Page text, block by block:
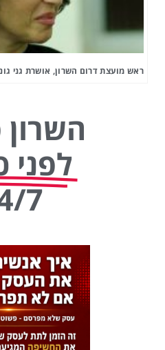
ראש מועצת דרום השרון, אושרת גני
לפני
7